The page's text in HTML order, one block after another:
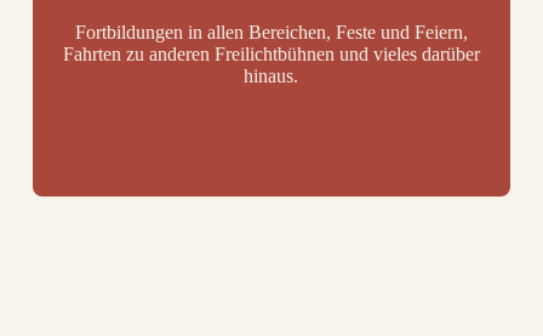
Fortbildungen in allen Bereichen, Feste und Feiern,
Fahrten zu anderen Freilichtbühnen und vieles darüber
hinaus.